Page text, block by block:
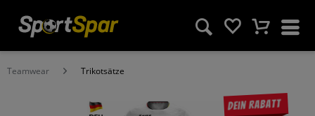
Teamwear Trikotsätze
Dein Rabatt